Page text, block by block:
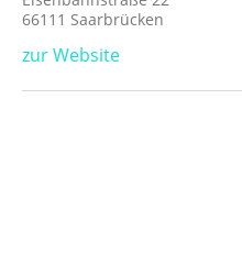
66111 Saarbrücken
zur Website